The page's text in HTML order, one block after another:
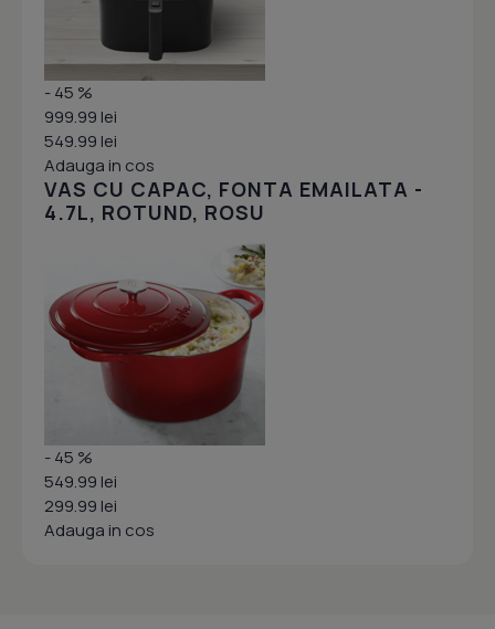
- 45 %
999.99 lei
549.99 lei
Adauga in cos
VAS CU CAPAC, FONTA EMAILATA -
4.7L, ROTUND, ROSU
- 45 %
549.99 lei
299.99 lei
Adauga in cos